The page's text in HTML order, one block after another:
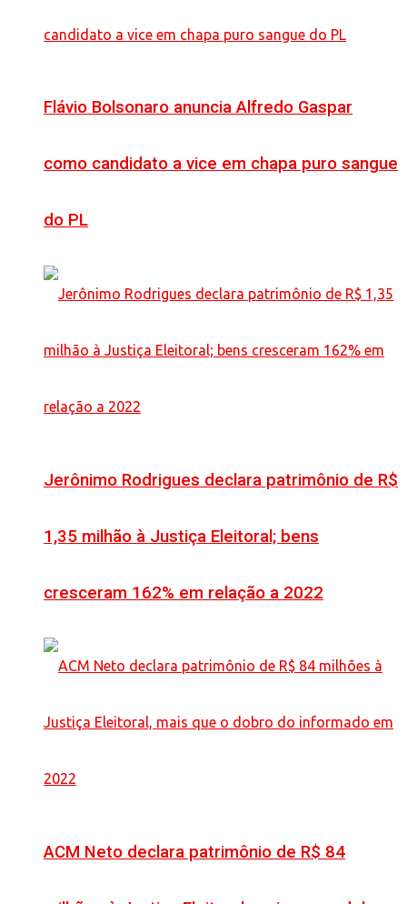
Flávio Bolsonaro anuncia Alfredo Gaspar
como candidato a vice em chapa puro sangue
do PL
Jerônimo Rodrigues declara patrimônio de R$
1,35 milhão à Justiça Eleitoral; bens
cresceram 162% em relação a 2022
ACM Neto declara patrimônio de R$ 84